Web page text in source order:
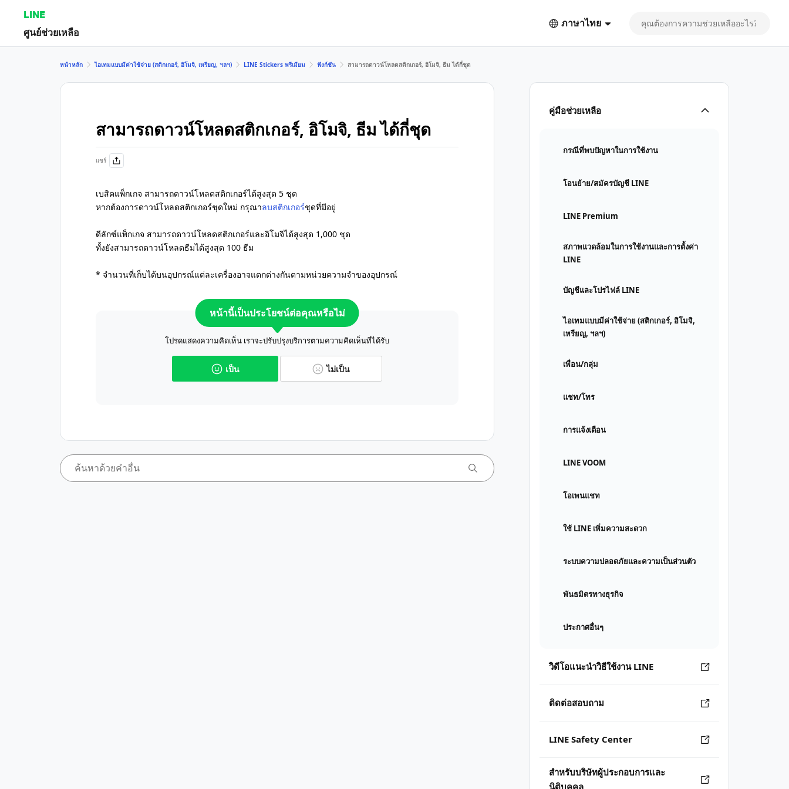
LINE
ศูนย์ช่วยเหลือ
ภาษาไทย
คู่มือช่วยเหลือ
กรณีที่พบปัญหาในการใช้งาน
โอนย้าย/สมัครบัญชี LINE
LINE Premium
สภาพแวดล้อมในการใช้งานและการตั้งค่า
LINE
บัญชีและโปรไฟล์ LINE
ไอเทมแบบมีค่าใช้จ่าย (สติกเกอร์, อิโมจิ,
เหรียญ, ฯลฯ)
เพื่อน/กลุ่ม
แชท/โทร
การแจ้งเตือน
LINE VOOM
โอเพนแชท
ใช้ LINE เพิ่มความสะดวก
ระบบความปลอดภัยและความเป็นส่วนตัว
พันธมิตรทางธุรกิจ
ประกาศอื่นๆ
วิดีโอแนะนำวิธีใช้งาน LINE
ติดต่อสอบถาม
LINE Safety Center
สำหรับบริษัทผู้ประกอบการและ
นิติบุคคล
หน้าหลัก ไอเทมแบบมีค่าใช้จ่าย (สติกเกอร์, อิโมจิ, เหรียญ, ฯลฯ) LINE Stickers พรีเมียม ฟังก์ชัน สามารถดาวน์โหลดสติกเกอร์, อิโมจิ, ธีม ได้กี่ชุด
สามารถดาวน์โหลดสติกเกอร์, อิโมจิ, ธีม ได้กี่ชุด
แชร์
เบสิคแพ็กเกจ สามารถดาวน์โหลดสติกเกอร์ได้สูงสุด 5 ชุด
หากต้องการดาวน์โหลดสติกเกอร์ชุดใหม่ กรุณาลบสติกเกอร์ชุดที่มีอยู่
ดีลักซ์แพ็กเกจ สามารถดาวน์โหลดสติกเกอร์และอิโมจิได้สูงสุด 1,000 ชุด
ทั้งยังสามารถดาวน์โหลดธีมได้สูงสุด 100 ธีม
* จำนวนที่เก็บได้บนอุปกรณ์แต่ละเครื่องอาจแตกต่างกันตามหน่วยความจำของอุปกรณ์
หน้านี้เป็นประโยชน์ต่อคุณหรือไม่
โปรดแสดงความคิดเห็น เราจะปรับปรุงบริการตามความคิดเห็นที่ได้รับ
เป็น ไม่เป็น